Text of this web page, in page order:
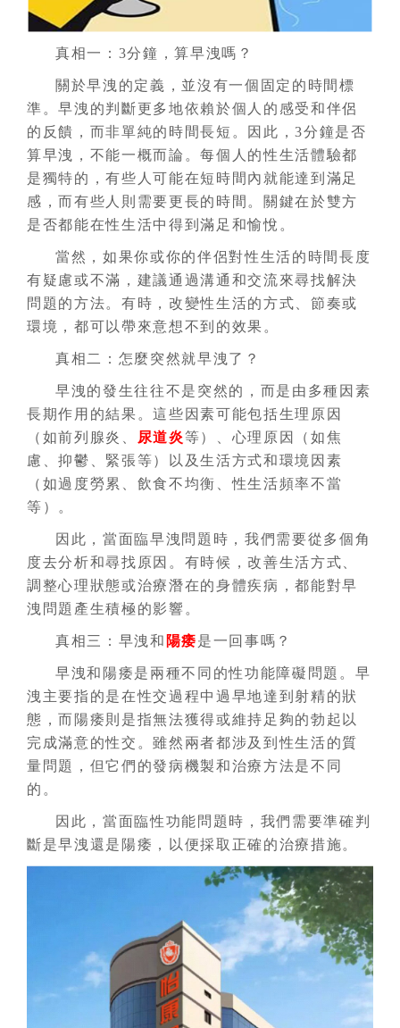
真相一：3分鐘，算早洩嗎？
關於早洩的定義，並沒有一個固定的時間標
準。早洩的判斷更多地依賴於個人的感受和伴侶
的反饋，而非單純的時間長短。因此，3分鐘是否
算早洩，不能一概而論。每個人的性生活體驗都
是獨特的，有些人可能在短時間內就能達到滿足
感，而有些人則需要更長的時間。關鍵在於雙方
是否都能在性生活中得到滿足和愉悅。
當然，如果你或你的伴侶對性生活的時間長度
有疑慮或不滿，建議通過溝通和交流來尋找解決
問題的方法。有時，改變性生活的方式、節奏或
環境，都可以帶來意想不到的效果。
真相二：怎麼突然就早洩了？
早洩的發生往往不是突然的，而是由多種因素
長期作用的結果。這些因素可能包括生理原因
（如前列腺炎、
尿道炎等）、心理原因（如焦
慮、抑鬱、緊張等）以及生活方式和環境因素
（如過度勞累、飲食不均衡、性生活頻率不當
等）。
因此，當面臨早洩問題時，我們需要從多個角
度去分析和尋找原因。有時候，改善生活方式、
調整心理狀態或治療潛在的身體疾病，都能對早
洩問題產生積極的影響。
真相三：早洩和 陽痿是一回事嗎？
早洩和陽痿是兩種不同的性功能障礙問題。早
洩主要指的是在性交過程中過早地達到射精的狀
態，而陽痿則是指無法獲得或維持足夠的勃起以
完成滿意的性交。雖然兩者都涉及到性生活的質
量問題，但它們的發病機製和治療方法是不同
的。
因此，當面臨性功能問題時，我們需要準確判
斷是早洩還是陽痿，以便採取正確的治療措施。